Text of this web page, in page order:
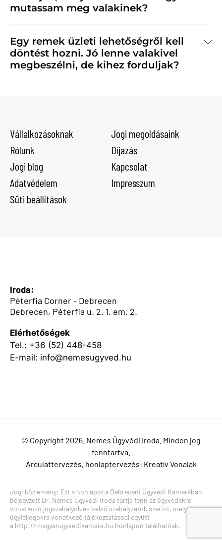
mutassam meg valakinek?
Egy remek üzleti lehetőségről kell
döntést hozni. Jó lenne valakivel
megbeszélni, de kihez forduljak?
Vállalkozásoknak
Jogi megoldásaink
Rólunk
Díjazás
Jogi blog
Kapcsolat
Adatvédelem
Impresszum
Süti beállítások
Iroda:
Péterfia Corner - Debrecen
Debrecen, Péterfia u. 2. 1. em. 2.
Elérhetőségek
Tel.: +36 (52) 448-458
E-mail: info@nemesugyved.hu
Jogi közlemény: Ezt a honlapot a Debreceni Ügyvédi Kamarában
bejegyzett Dr. Nemes Ügyvédi Iroda tartja fenn az ügyvédekre
vonatkozó jogszabályok és belső szabályzatok szerint, melyek az
ügyféljogokra vonatkozó tájékoztatással együtt
a http://magyarugyvedikamara.hu honlapon találhatóak.
© Copyright 2026. Nemes Ügyvédi Iroda. Minden jog
fenntartva.
Arculattervezés, honlaptervezés: Kreatív Vonalak